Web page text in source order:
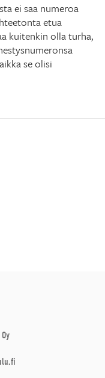
ei saa numeroa
etua
kuitenkin olla turha,
se olisi